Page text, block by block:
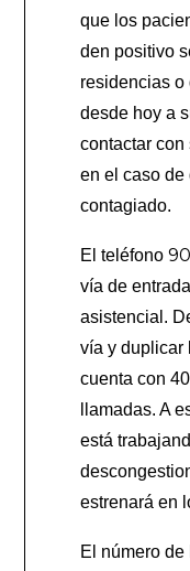
que los
den positivo
residencias
desde hoy a
contactar con
en el caso de
contagiado.
El teléfono
vía de
asistencial.
vía y duplicar
cuenta con
llamadas. A
está
estrenará en
El número